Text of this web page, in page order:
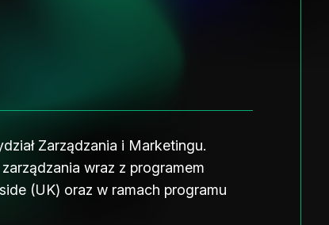
Zarządzania i Marketingu.
wraz z programem
(UK) oraz w ramach programu